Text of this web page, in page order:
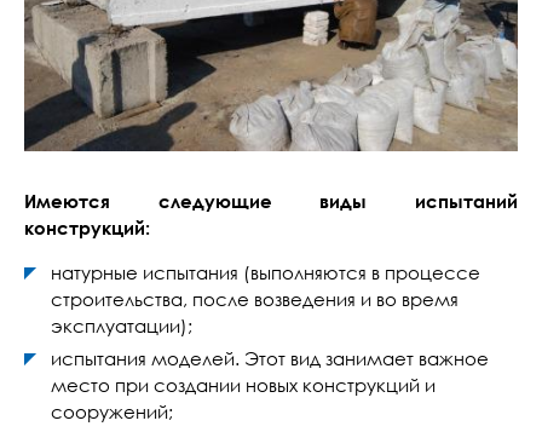
Имеются следующие виды испытаний
конструкций:
натурные испытания (выполняются в процессе
строительства, после возведения и во время
эксплуатации);
испытания моделей. Этот вид занимает важное
место при создании новых конструкций и
сооружений;